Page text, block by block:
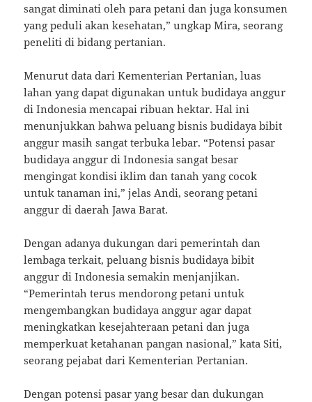
sangat diminati oleh para petani dan juga konsumen
yang peduli akan kesehatan,” ungkap Mira, seorang
peneliti di bidang pertanian.
Menurut data dari Kementerian Pertanian, luas
lahan yang dapat digunakan untuk budidaya anggur
di Indonesia mencapai ribuan hektar. Hal ini
menunjukkan bahwa peluang bisnis budidaya bibit
anggur masih sangat terbuka lebar. “Potensi pasar
budidaya anggur di Indonesia sangat besar
mengingat kondisi iklim dan tanah yang cocok
untuk tanaman ini,” jelas Andi, seorang petani
anggur di daerah Jawa Barat.
Dengan adanya dukungan dari pemerintah dan
lembaga terkait, peluang bisnis budidaya bibit
anggur di Indonesia semakin menjanjikan.
“Pemerintah terus mendorong petani untuk
mengembangkan budidaya anggur agar dapat
meningkatkan kesejahteraan petani dan juga
memperkuat ketahanan pangan nasional,” kata Siti,
seorang pejabat dari Kementerian Pertanian.
Dengan potensi pasar yang besar dan dukungan